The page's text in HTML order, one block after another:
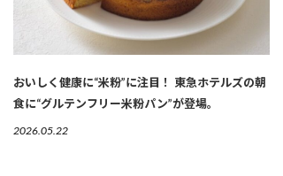
おいしく健康に“米粉”に注目！ 東急ホテルズの朝
食に“グルテンフリー米粉パン”が登場。
2026.05.22